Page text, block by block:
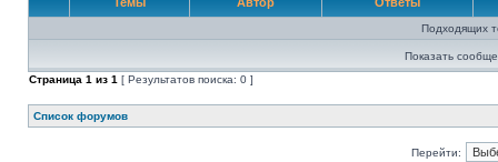
Подходящих
Показать
Страница 1 из 1 [ Результатов поиска: 0 ]
Список форумов
Перейти: